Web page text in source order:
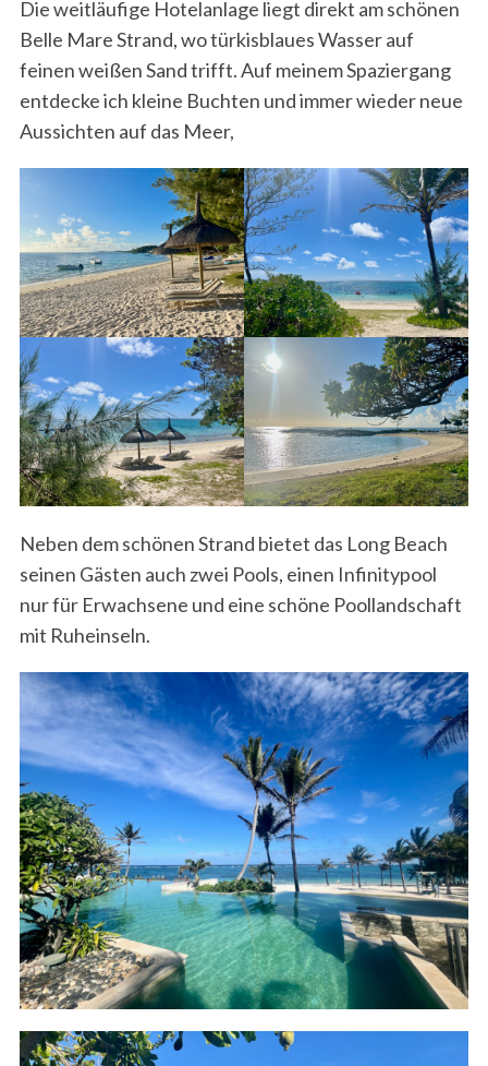
Die weitläufige Hotelanlage liegt direkt am schönen
Belle Mare Strand, wo türkisblaues Wasser auf
feinen weißen Sand trifft. Auf meinem Spaziergang
entdecke ich kleine Buchten und immer wieder neue
Aussichten auf das Meer,
Neben dem schönen Strand bietet das Long Beach
seinen Gästen auch zwei Pools, einen Infinitypool
nur für Erwachsene und eine schöne Poollandschaft
mit Ruheinseln.